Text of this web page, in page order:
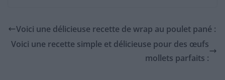
Voici une délicieuse recette de wrap au poulet pané :
Voici une recette simple et délicieuse pour des œufs
mollets parfaits :